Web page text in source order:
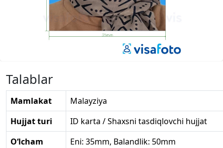
Talablar
Mamlakat
Malayziya
Hujjat turi
ID karta / Shaxsni tasdiqlovchi hujjat
O‘lcham
Eni: 35mm, Balandlik: 50mm